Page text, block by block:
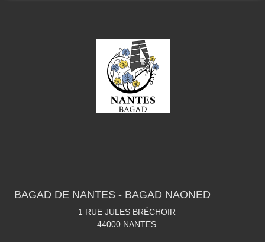
BAGAD DE NANTES - BAGAD NAONED
1 RUE JULES BRÉCHOIR
44000 NANTES